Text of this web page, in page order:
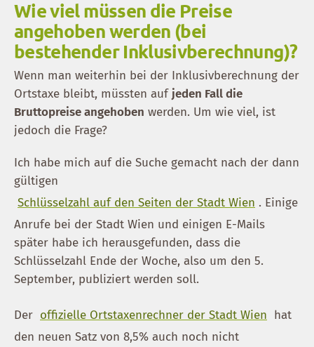
Wie viel müssen die Preise
angehoben werden (bei
bestehender Inklusivberechnung)?
Wenn man weiterhin bei der Inklusivberechnung der
Ortstaxe bleibt, müssten auf jeden Fall die
Bruttopreise angehoben werden. Um wie viel, ist
jedoch die Frage?
Ich habe mich auf die Suche gemacht nach der dann
gültigen
Schlüsselzahl auf den Seiten der Stadt Wien . Einige
Anrufe bei der Stadt Wien und einigen E-Mails
später habe ich herausgefunden, dass die
Schlüsselzahl Ende der Woche, also um den 5.
September, publiziert werden soll.
Der offizielle Ortstaxenrechner der Stadt Wien hat
den neuen Satz von 8,5% auch noch nicht